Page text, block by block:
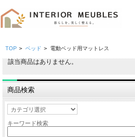
TOP > ベッド > 電動ベッド用マットレス
該当商品はありません。
商品検索
キーワード検索